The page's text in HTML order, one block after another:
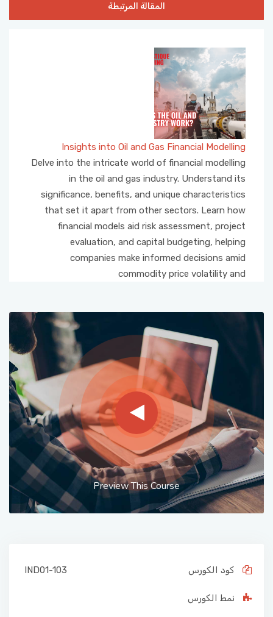
المقالة المرتبطة
Insights into Oil and Gas Financial Modelling
Delve into the intricate world of financial modelling
in the oil and gas industry. Understand its
significance, benefits, and unique characteristics
that set it apart from other sectors. Learn how
financial models aid risk assessment, project
evaluation, and capital budgeting, helping
companies make informed decisions amid
commodity price volatility and
Preview This Course
كود الكورس IND01-103
نمط الكورس